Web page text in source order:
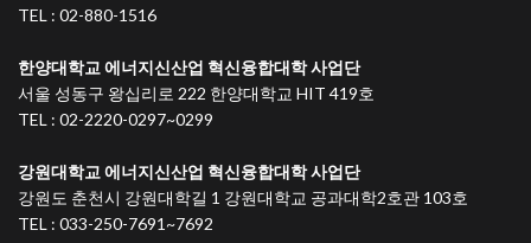
TEL : 02-880-1516
한양대학교 에너지신산업 혁신융합대학 사업단
서울 성동구 왕십리로 222 한양대학교 HIT 419호
TEL : 02-2220-0297~0299
강원대학교 에너지신산업 혁신융합대학 사업단
강원도 춘천시 강원대학길 1 강원대학교 공과대학2호관 103호
TEL : 033-250-7691~7692